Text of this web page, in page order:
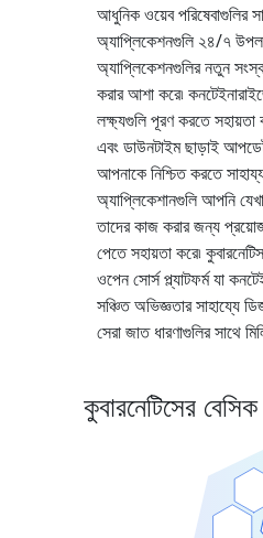
আধুনিক ওয়েব পরিষেবাগুলির
অ্যাপ্লিকেশনগুলি ২৪/৭
অ্যাপ্লিকেশনগুলির নতুন
করার আশা করে৷
লক্ষ্যগুলি পূরণ করতে
এবং ডাউনটাইম ছাড়াই
আপনাকে নিশ্চিত করতে
অ্যাপ্লিকেশানগুলি আপনি
তাদের কাজ করার জন্য
পেতে সহায়তা করে৷
ওপেন সোর্স প্ল্যাটফর্ম যা
সঞ্চিত অভিজ্ঞতার সাহায্যে
সেরা জাত ধারণাগুলির সাথে
কুবারনেটিসের